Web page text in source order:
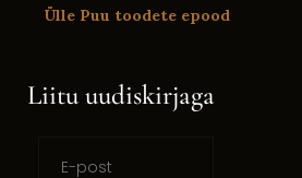
Ülle Puu toodete epood
Liitu uudiskirjaga